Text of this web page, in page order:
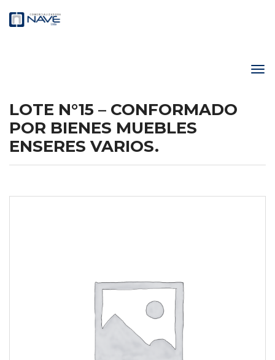
LOTE N°15 – CONFORMADO
POR BIENES MUEBLES
ENSERES VARIOS.